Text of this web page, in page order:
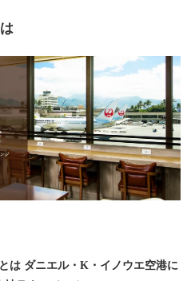
を感じられる場所
は ダニエル・K・イノウエ空港に